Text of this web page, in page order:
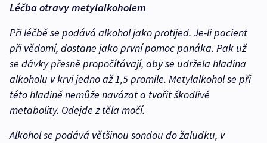
Léčba otravy metylalkoholem
Při léčbě se podává alkohol jako protijed. Je-li pacient
při vědomí, dostane jako první pomoc panáka. Pak už
se dávky přesně propočítávají, aby se udržela hladina
alkoholu v krvi jedno až 1,5 promile. Metylalkohol se při
této hladině nemůže navázat a tvořit škodlivé
metabolity. Odejde z těla močí.
Alkohol se podává většinou sondou do žaludku, v